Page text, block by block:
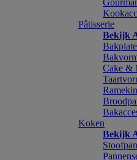
Pâtisserie
Bekijk
Cake &
Koken
Bekijk